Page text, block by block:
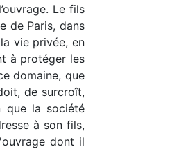
Le fils
de Paris, dans
vie privée, en
à protéger les
domaine, que
de surcroît,
que la société
à son fils,
dont il